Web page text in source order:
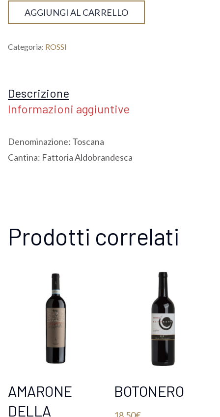
AGGIUNGI AL CARRELLO
Categoria: ROSSI
Descrizione
Informazioni aggiuntive
Denominazione: Toscana
Cantina: Fattoria Aldobrandesca
Prodotti correlati
AMARONE
DELLA
BOTONERO